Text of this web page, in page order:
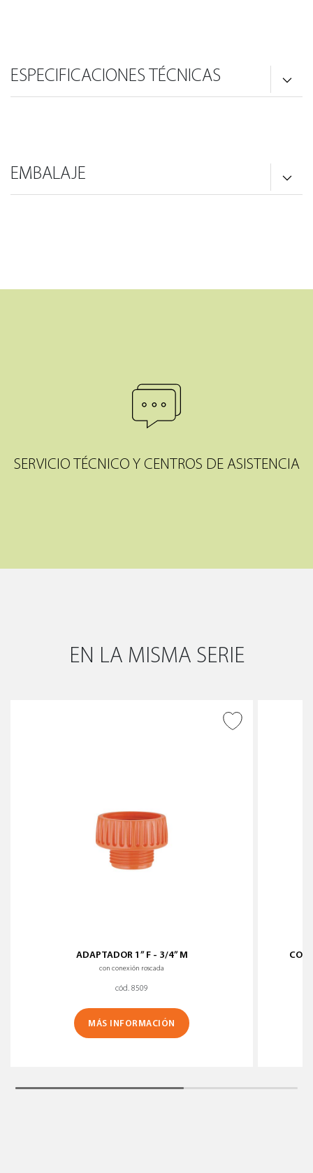
ESPECIFICACIONES TÉCNICAS
EMBALAJE
SERVICIO TÉCNICO Y CENTROS DE ASISTENCIA
EN LA MISMA SERIE
ADAPTADOR 1” F - 3/4” M
con conexión roscada
cód. 8509
MÁS INFORMACIÓN